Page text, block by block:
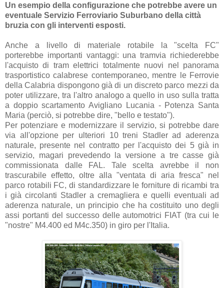
Un esempio della configurazione che potrebbe avere un
eventuale Servizio Ferroviario Suburbano della città
bruzia con gli interventi esposti.
Anche a livello di materiale rotabile la "scelta FC"
porterebbe importanti vantaggi: una tramvia richiederebbe
l'acquisto di tram elettrici totalmente nuovi nel panorama
trasportistico calabrese contemporaneo, mentre le Ferrovie
della Calabria dispongono già di un discreto parco mezzi da
poter utilizzare, tra l'altro analogo a quello in uso sulla tratta
a doppio scartamento Avigliano Lucania - Potenza Santa
Maria (perciò, si potrebbe dire, "bello e testato").
Per potenziare e modernizzare il servizio, si potrebbe dare
via all'opzione per ulteriori 10 treni Stadler ad aderenza
naturale, presente nel contratto per l'acquisto dei 5 già in
servizio, magari prevedendo la versione a tre casse già
commissionata dalle FAL. Tale scelta avrebbe il non
trascurabile effetto, oltre alla "ventata di aria fresca" nel
parco rotabili FC, di standardizzare le forniture di ricambi tra
i già circolanti Stadler a cremagliera e quelli eventuali ad
aderenza naturale, un principio che ha costituito uno degli
assi portanti del successo delle automotrici FIAT (tra cui le
"nostre" M4.400 ed M4c.350) in giro per l'Italia.